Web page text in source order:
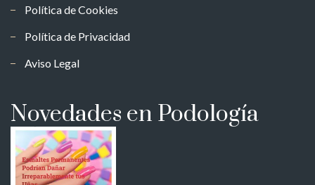
Política de Cookies
Política de Privacidad
Aviso Legal
Novedades en Podología